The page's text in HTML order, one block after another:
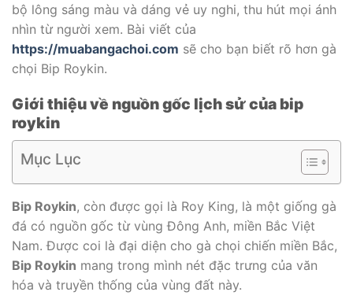
bộ lông sáng màu và dáng vẻ uy nghi, thu hút mọi ánh
nhìn từ người xem. Bài viết của
https://muabangachoi.com sẽ cho bạn biết rõ hơn gà
chọi Bip Roykin.
Giới thiệu về nguồn gốc lịch sử của bip
roykin
Mục Lục
Bip Roykin, còn được gọi là Roy King, là một giống gà
đá có nguồn gốc từ vùng Đông Anh, miền Bắc Việt
Nam. Được coi là đại diện cho gà chọi chiến miền Bắc,
Bip Roykin mang trong mình nét đặc trưng của văn
hóa và truyền thống của vùng đất này.